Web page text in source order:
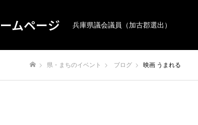
ムページ 兵庫県議会議員（加古郡選出）
県・まちのイベント ブログ 映画 うまれる